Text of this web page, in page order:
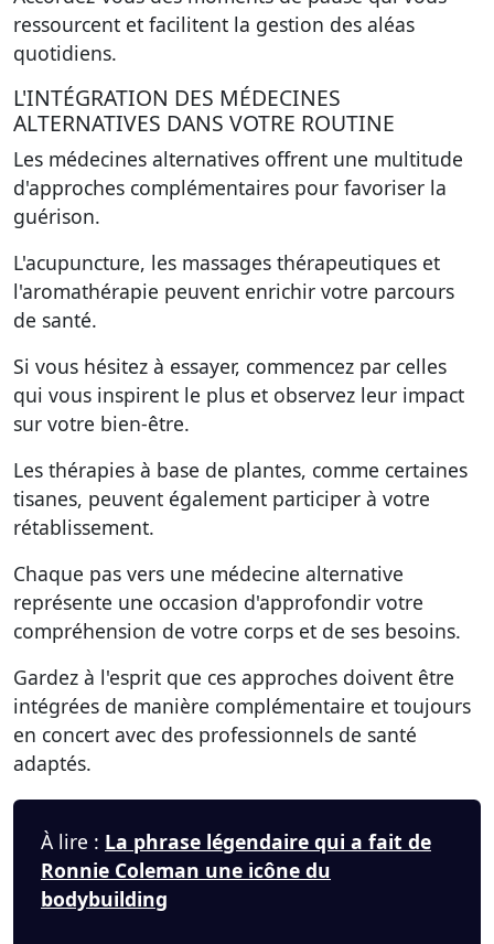
ressourcent et facilitent la gestion des aléas
quotidiens.
L'INTÉGRATION DES MÉDECINES
ALTERNATIVES DANS VOTRE ROUTINE
Les médecines alternatives offrent une multitude
d'approches complémentaires pour favoriser la
guérison.
L'acupuncture, les massages thérapeutiques et
l'aromathérapie peuvent enrichir votre parcours
de santé.
Si vous hésitez à essayer, commencez par celles
qui vous inspirent le plus et observez leur impact
sur votre bien-être.
Les thérapies à base de plantes, comme certaines
tisanes, peuvent également participer à votre
rétablissement.
Chaque pas vers une médecine alternative
représente une occasion d'approfondir votre
compréhension de votre corps et de ses besoins.
Gardez à l'esprit que ces approches doivent être
intégrées de manière complémentaire et toujours
en concert avec des professionnels de santé
adaptés.
À lire : La phrase légendaire qui a fait de
Ronnie Coleman une icône du
bodybuilding